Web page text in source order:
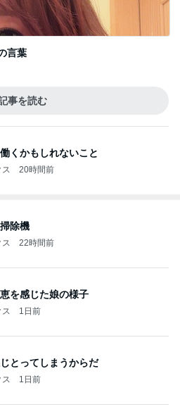
言葉
事を読む
くかもしれないこと
20時間前
除機
22時間前
を感じた娘の様子
1日前
とってしまうからだ
1日前